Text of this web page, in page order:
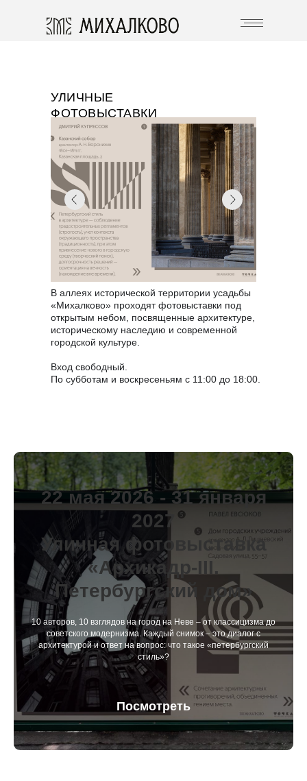
В аллеях исторической территории усадьбы
«Михалково» проходят фотовыставки под
открытым небом, посвященные архитектуре,
историческому наследию и современной
городской культуре.
Вход свободный.
По субботам и воскресеньям с 11:00 до 18:00.
УЛИЧНЫЕ
ФОТОВЫСТАВКИ
22 мая 2026 - 31 января
2027
Уличная фотовыставка
«Архикадр-III.
Петербургский дом»
10 авторов, 10 взглядов на город на Неве – от классицизма до
советского модернизма. Каждый снимок – это диалог с
архитектурой и ответ на вопрос: что такое «петербургский
стиль»?
Посмотреть